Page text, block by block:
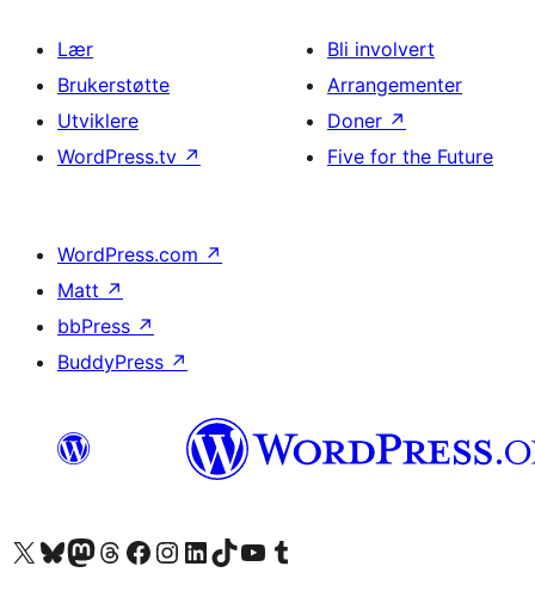
Lær
Brukerstøtte
Utviklere
WordPress.tv ↗
Bli involvert
Arrangementer
Doner ↗
Five for the Future
WordPress.com ↗
Matt ↗
bbPress ↗
BuddyPress ↗
Besøk vår konto på X Visit our Bluesky account
Besøk vår Mastodon-konto
Visit our Threads account
Besøk vår Facebook-sideBesøk vår Instagram-konto
Besøk vår LinkedIn-konto
Visit our TikTok account
Visit our YouTube channel
Visit our Tumblr account